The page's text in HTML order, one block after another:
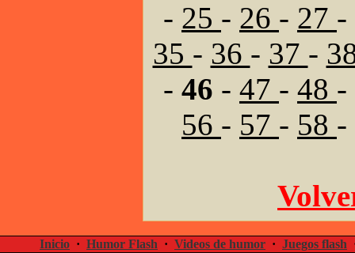
- 25 - 26 - 27 -
35 - 36 - 37 -
- 46 - 47 - 48 -
56 - 57 - 58 -
Inicio · Humor Flash · Videos de humor · Juegos flash